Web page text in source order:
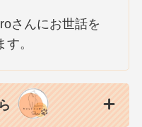
さんにお世話を
。